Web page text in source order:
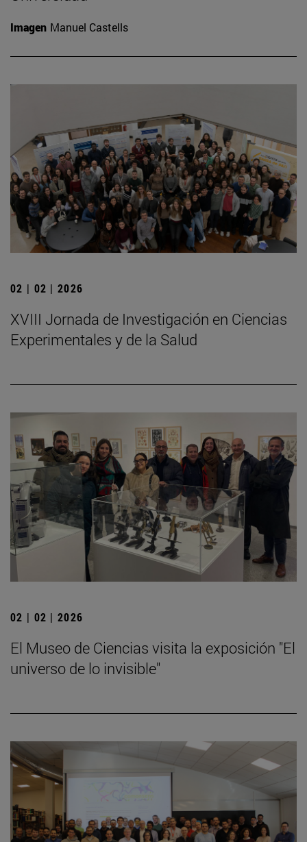
Imagen Manuel Castells
02 | 02 | 2026
XVIII Jornada de Investigación en Ciencias
Experimentales y de la Salud
02 | 02 | 2026
El Museo de Ciencias visita la exposición "El
universo de lo invisible"